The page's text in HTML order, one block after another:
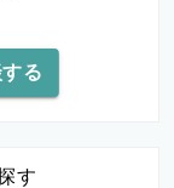
る
す